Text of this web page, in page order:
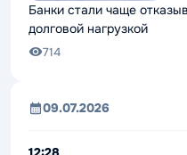
Банки стали чаще
долговой нагрузкой
714
09.07.2026